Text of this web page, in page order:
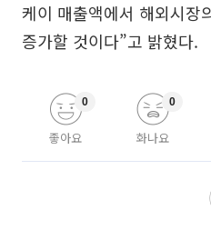
케이 매출액에서 해외시장
증가할 것이다”고 밝혔다.
좋아요
0
화나요
0